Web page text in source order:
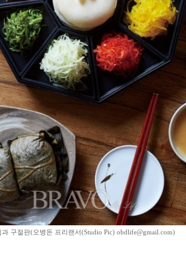
구절판(오병돈 프리랜서(Studio Pic) obdlife@gmail.com)